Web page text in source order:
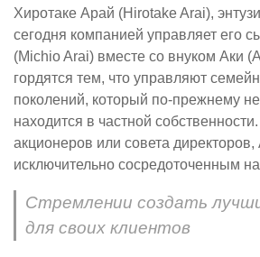
Хиротаке Арай (Hirotake Arai),
сегодня компанией управляет его
(Michio Arai) вместе со внуком Аки
гордятся тем, что управляют
поколений, который по-прежнему
находится в частной
акционеров или совета директоров,
исключительно сосредоточенным
Стремлении создать
для своих клиентов